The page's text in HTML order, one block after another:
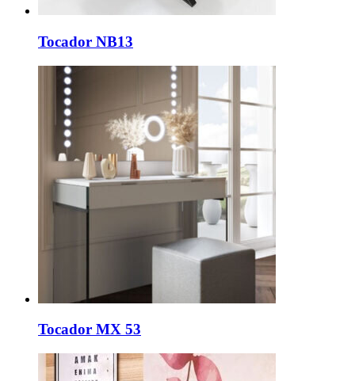
Tocador NB13
Tocador MX 53